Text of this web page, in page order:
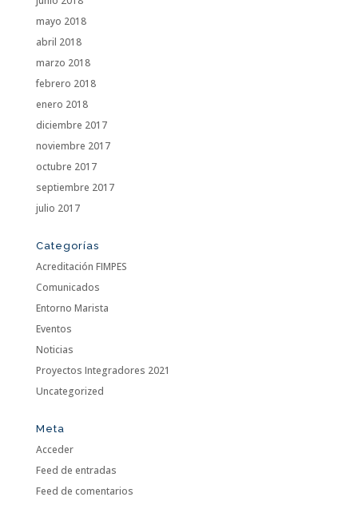
mayo 2018
abril 2018
marzo 2018
febrero 2018
enero 2018
diciembre 2017
noviembre 2017
octubre 2017
septiembre 2017
julio 2017
Categorías
Acreditación FIMPES
Comunicados
Entorno Marista
Eventos
Noticias
Proyectos Integradores 2021
Uncategorized
Meta
Acceder
Feed de entradas
Feed de comentarios